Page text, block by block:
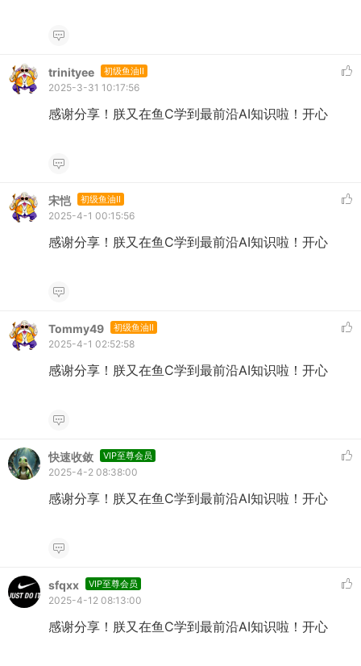
trinityee 初级鱼油II
2025-3-31 10:17:56
感谢分享！朕又在鱼C学到最前沿AI知识啦！开心
宋恺 初级鱼油II
2025-4-1 00:15:56
感谢分享！朕又在鱼C学到最前沿AI知识啦！开心
Tommy49 初级鱼油II
2025-4-1 02:52:58
感谢分享！朕又在鱼C学到最前沿AI知识啦！开心
快速收敛 VIP至尊会员
2025-4-2 08:38:00
感谢分享！朕又在鱼C学到最前沿AI知识啦！开心
sfqxx VIP至尊会员
2025-4-12 08:13:00
感谢分享！朕又在鱼C学到最前沿AI知识啦！开心